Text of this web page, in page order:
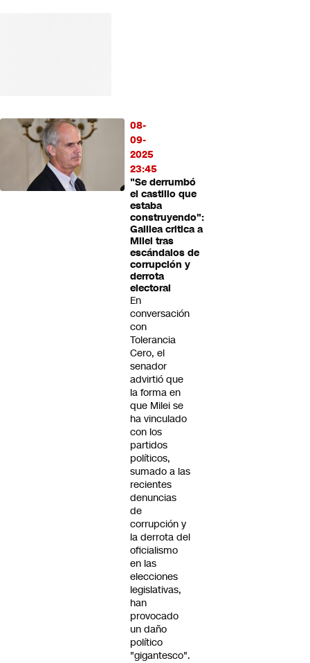
08-
09-
2025
23:45
"Se derrumbó
el castillo que
estaba
construyendo":
Galilea critica a
Milei tras
escándalos de
corrupción y
derrota
electoral
En
conversación
con
Tolerancia
Cero, el
senador
advirtió que
la forma en
que Milei se
ha vinculado
con los
partidos
políticos,
sumado a las
recientes
denuncias
de
corrupción y
la derrota del
oficialismo
en las
elecciones
legislativas,
han
provocado
un daño
político
"gigantesco".